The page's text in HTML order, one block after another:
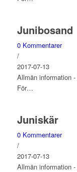
Junibosand
0 Kommentarer
/
2017-07-13
Allmän information
För…
Juniskär
0 Kommentarer
/
2017-07-13
Allmän